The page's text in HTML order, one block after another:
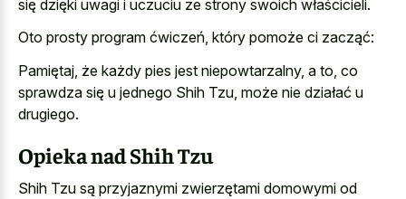
się dzięki uwagi i uczuciu ze strony swoich właścicieli.
Oto prosty program ćwiczeń, który pomoże ci zacząć:
Pamiętaj, że każdy pies jest niepowtarzalny, a to, co
sprawdza się u jednego Shih Tzu, może nie działać u
drugiego.
Opieka nad Shih Tzu
Shih Tzu są przyjaznymi zwierzętami domowymi od